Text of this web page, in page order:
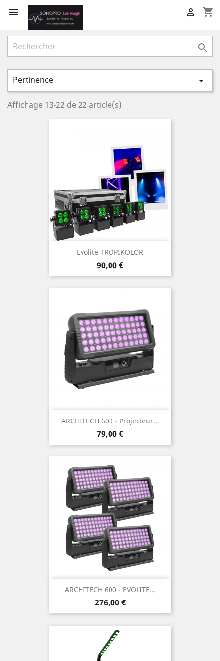
 shopping_cart


Pertinence 
Affichage 13-22 de 22 article(s)
Evolite TROPIKOLOR
Prix
90,00 €
ARCHITECH 600 - Projecteur...
Prix
79,00 €
ARCHITECH 600 - EVOLITE...
Prix
276,00 €